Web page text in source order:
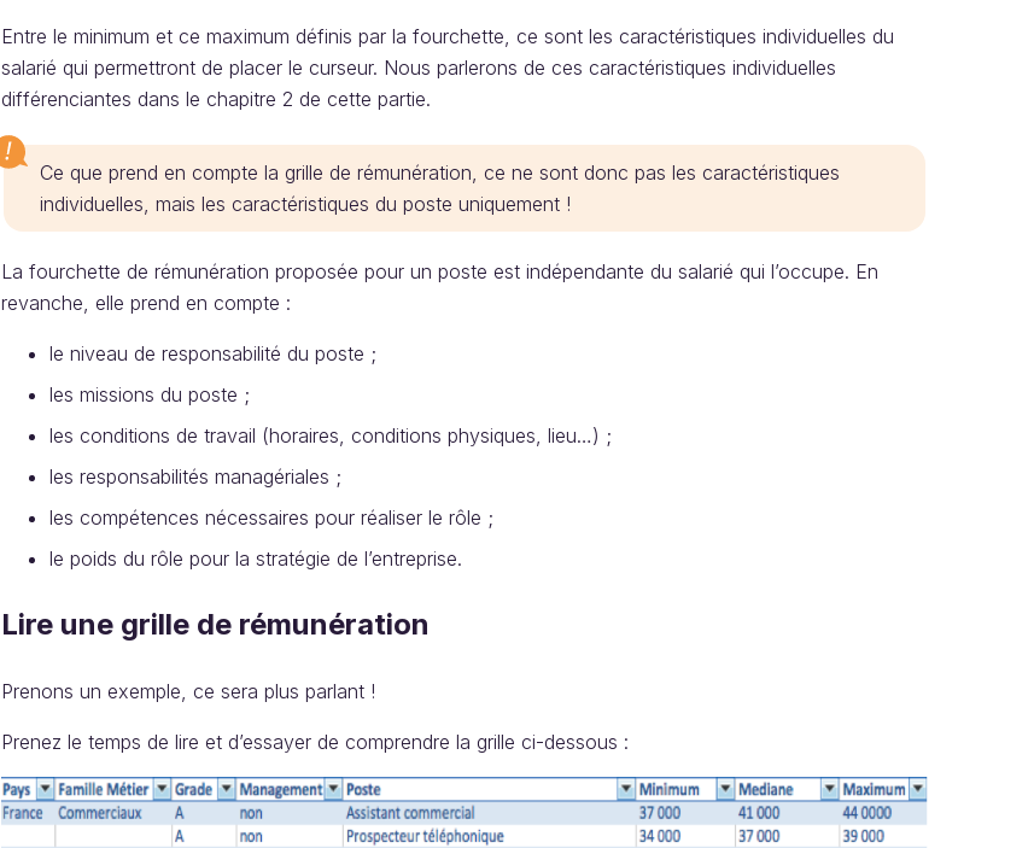
Entre le minimum et ce maximum définis par la fourchette, ce sont les caractéristiques individuelles du
salarié qui permettront de placer le curseur. Nous parlerons de ces caractéristiques individuelles
différenciantes dans le chapitre 2 de cette partie.
Ce que prend en compte la grille de rémunération, ce ne sont donc pas les caractéristiques
individuelles, mais les caractéristiques du poste uniquement !
La fourchette de rémunération proposée pour un poste est indépendante du salarié qui l’occupe. En
revanche, elle prend en compte :
le niveau de responsabilité du poste ;
les missions du poste ;
les conditions de travail (horaires, conditions physiques, lieu…) ;
les responsabilités managériales ;
les compétences nécessaires pour réaliser le rôle ;
le poids du rôle pour la stratégie de l’entreprise.
Lire une grille de rémunération
Prenons un exemple, ce sera plus parlant !
Prenez le temps de lire et d’essayer de comprendre la grille ci-dessous :